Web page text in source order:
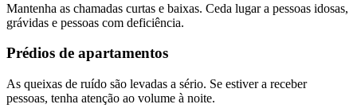
Mantenha as chamadas curtas e baixas. Ceda lugar a pessoas idosas,
grávidas e pessoas com deficiência.
Prédios de apartamentos
As queixas de ruído são levadas a sério. Se estiver a receber
pessoas, tenha atenção ao volume à noite.